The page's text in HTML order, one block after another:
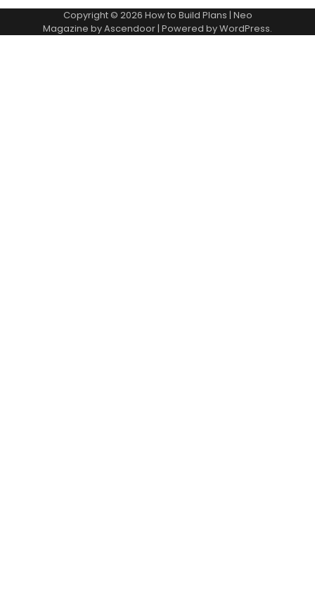
Copyright © 2026 How to Build Plans | Neo
Magazine byAscendoor | Powered byWordPress.